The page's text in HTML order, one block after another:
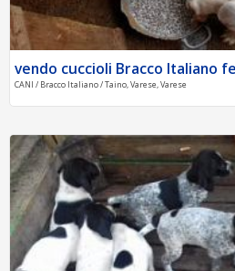
vendo cuccioli Bracco Italiano
CANI / Bracco Italiano / Taino, Varese, Varese